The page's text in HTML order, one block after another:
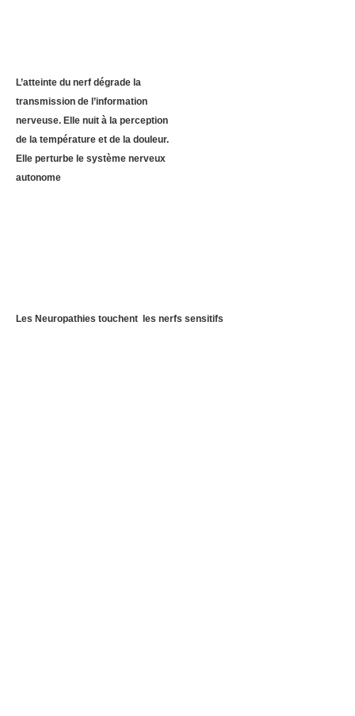
L’atteinte du nerf dégrade la
transmission de l’information
nerveuse. Elle nuit à la perception
de la température et de la douleur.
Elle perturbe le système nerveux
autonome
Les Neuropathies touchent les nerfs sensitifs